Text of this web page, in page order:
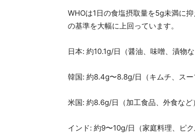
WHOは1日の食塩摂取量を5g未満に
の基準を大幅に上回っています。
日本: 約10.1g/日（醤油、味噌、漬物
韓国: 約8.4g〜8.8g/日（キムチ、スー
米国: 約8.6g/日（加工食品、外食など
インド: 約9〜10g/日（家庭料理、ピ